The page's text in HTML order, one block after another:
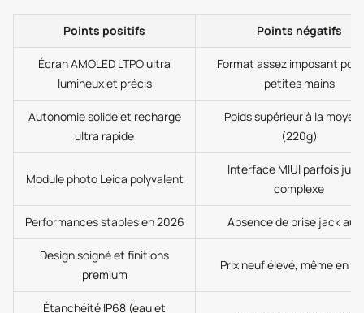
Points positifs Points négatifs
Écran AMOLED LTPO ultra
lumineux et précis
Format assez imposant
petites mains
Autonomie solide et recharge
ultra rapide
Poids supérieur à la
(220g)
Module photo Leica polyvalent
Interface MIUI parfois
complexe
Performances stables en 2026 Absence de prise jack
Design soigné et finitions
premium
Prix neuf élevé, même en
Étanchéité IP68 (eau et